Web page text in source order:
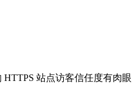
站点访客信任度有肉眼